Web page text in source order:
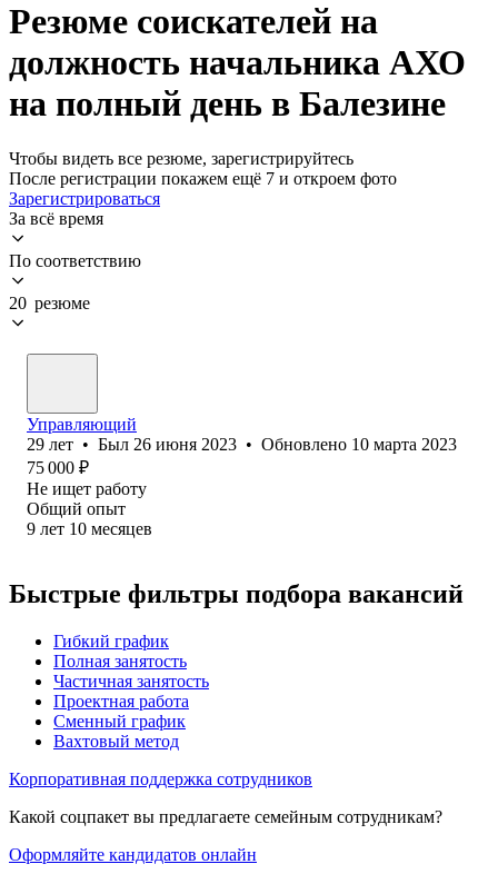
Резюме соискателей на
должность начальника АХО
на полный день в Балезине
Чтобы видеть все резюме, зарегистрируйтесь
После регистрации покажем ещё 7 и откроем фото
Зарегистрироваться
За всё время
По соответствию
20 резюме
Управляющий
29 лет • Был 26 июня 2023 • Обновлено 10 марта 2023
75 000 ₽
Не ищет работу
Общий опыт
9 лет 10 месяцев
Быстрые фильтры подбора вакансий
Гибкий график
Полная занятость
Частичная занятость
Проектная работа
Сменный график
Вахтовый метод
Корпоративная поддержка сотрудников
Какой соцпакет вы предлагаете семейным сотрудникам?
Оформляйте кандидатов онлайн